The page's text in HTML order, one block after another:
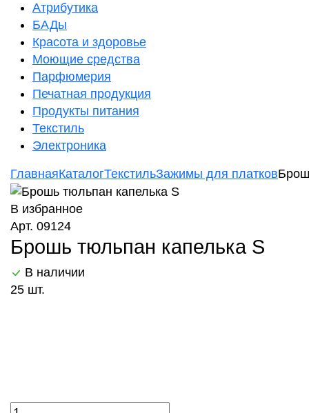
Атрибутика
БАДы
Красота и здоровье
Моющие средства
Парфюмерия
Печатная продукция
Продукты питания
Текстиль
Электроника
ГлавнаяКаталогТекстильЗажимы для платков
В избранное
Арт. 09124
Брошь тюльпан капелька S
В наличии
25 шт.